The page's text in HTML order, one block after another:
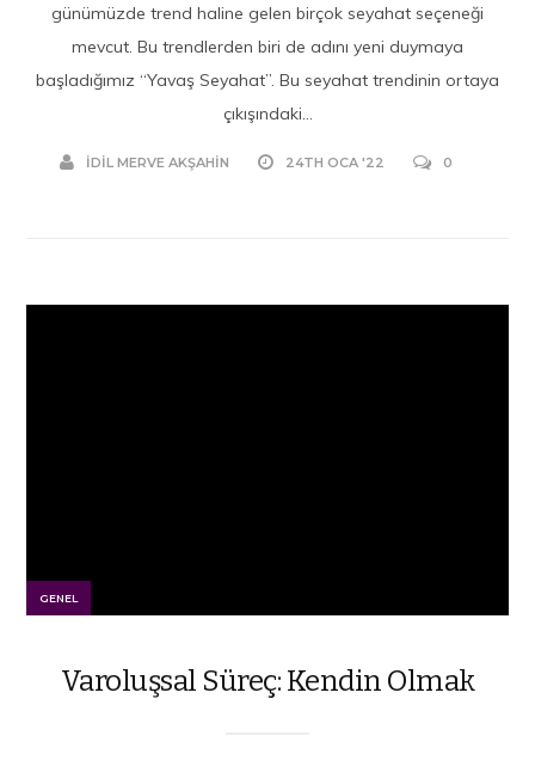
günümüzde trend haline gelen birçok seyahat seçeneği
mevcut. Bu trendlerden biri de adını yeni duymaya
başladığımız “Yavaş Seyahat”. Bu seyahat trendinin ortaya
çıkışındaki...
İDIL MERVE AKŞAHIN 24TH OCA '22 0
GENEL
Varoluşsal Süreç: Kendin Olmak